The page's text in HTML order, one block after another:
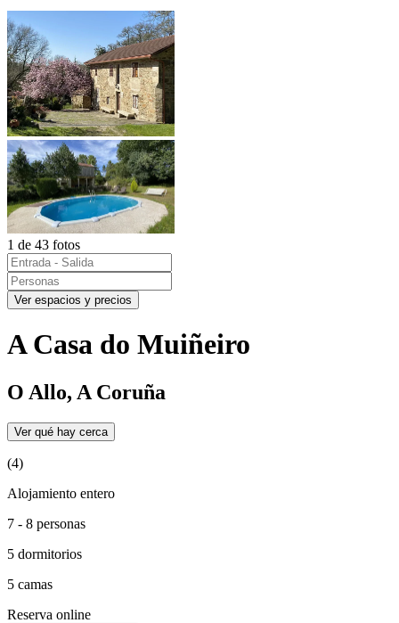
1 de 43 fotos
Ver espacios y precios
A Casa do Muiñeiro
O Allo, A Coruña
Ver qué hay cerca
(4)
Alojamiento entero
7 - 8 personas
5 dormitorios
5 camas
Reserva online